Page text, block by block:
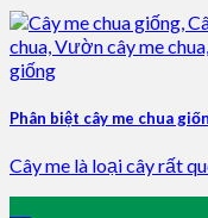
Phân biệt cây me chua
Cây me là loại cây rất